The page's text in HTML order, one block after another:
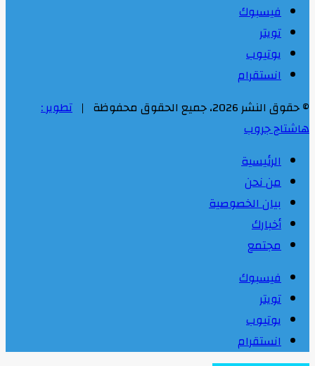
فيسبوك
تويتر
يوتيوب
انستقرام
© حقوق النشر 2026، جميع الحقوق محفوظة |
تطوير :
هاشتاج جروب
الرئيسية
من نحن
بيان الخصوصية
أخبارك
مجتمع
فيسبوك
تويتر
يوتيوب
انستقرام